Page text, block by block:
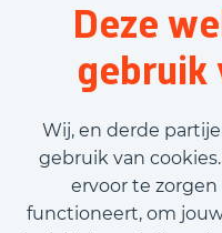
Deze
gebruik
Wij, en derde
gebruik van
ervoor te
functioneert, om
40 uur
Tijdelijk
€3.000,00 -
Bekijk vacature